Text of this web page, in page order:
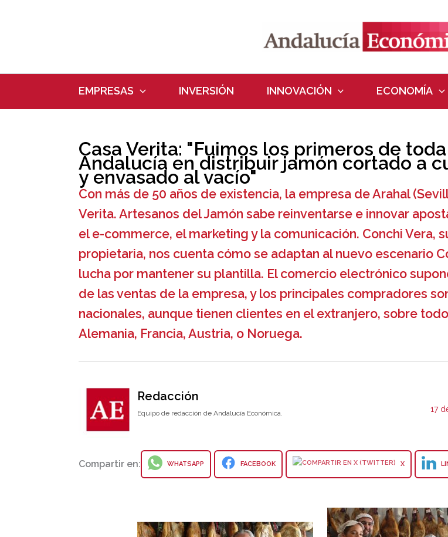
EMPRESAS INVERSIÓN INNOVACIÓN ECONOMÍA
Casa Verita: "Fuimos los primeros de toda
Andalucía en distribuir jamón cortado a
y envasado al vacío"
Con más de 50 años de existencia, la empresa de Arahal
Verita. Artesanos del Jamón sabe reinventarse e innovar
el e-commerce, el marketing y la comunicación. Conchi Vera,
propietaria, nos cuenta cómo se adaptan al nuevo escenario
lucha por mantener su plantilla. El comercio electrónico
de las ventas de la empresa, y los principales compradores
nacionales, aunque tienen clientes en el extranjero, sobre
Alemania, Francia, Austria, o Noruega.
Redacción
Equipo de redacción de Andalucía Económica. 17
Compartir en: WHATSAPP FACEBOOK X